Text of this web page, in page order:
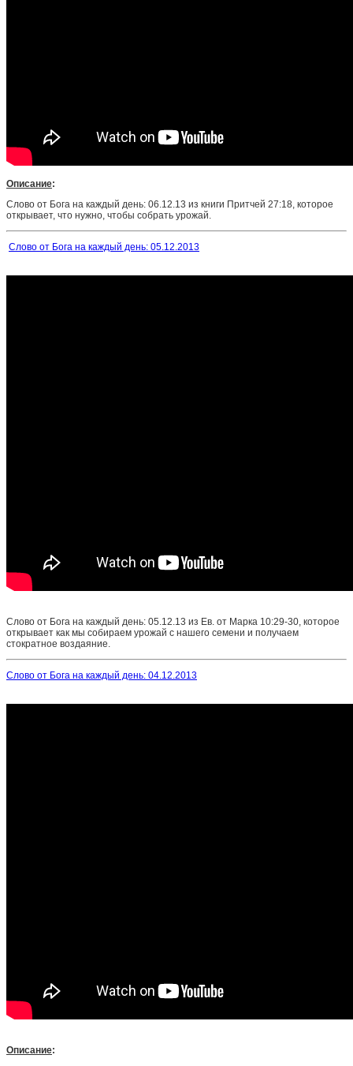
Описание:
Слово от Бога на каждый день: 06.12.13 из книги Притчей 27:18, которое
открывает, что нужно, чтобы собрать урожай.
Слово от Бога на каждый день: 05.12.2013
Слово от Бога на каждый день: 05.12.13 из Ев. от Марка 10:29-30, которое
открывает как мы собираем урожай с нашего семени и получаем
стократное воздаяние.
Слово от Бога на каждый день: 04.12.2013
Описание: